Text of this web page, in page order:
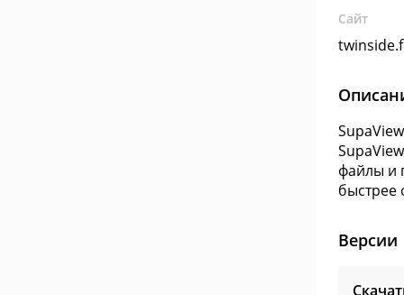
Сайт
файлы и
быстрее
Версии